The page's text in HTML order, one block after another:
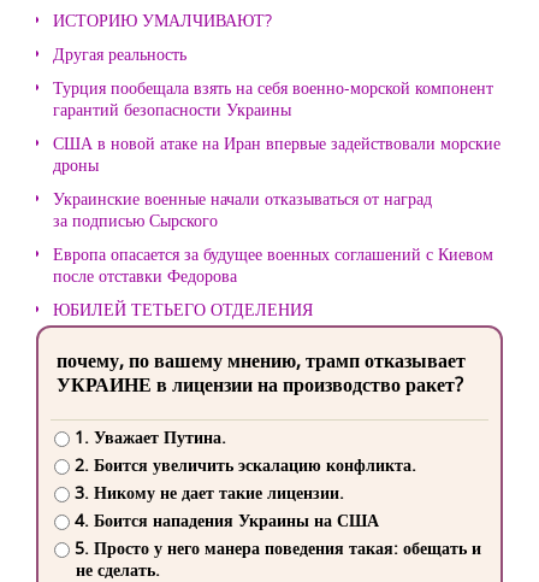
ИСТОРИЮ УМАЛЧИВАЮТ?
Другая реальность
Турция пообещала взять на себя военно-морской компонент
гарантий безопасности Украины
США в новой атаке на Иран впервые задействовали морские
дроны
Украинские военные начали отказываться от наград
за подписью Сырского
Европа опасается за будущее военных соглашений с Киевом
после отставки Федорова
ЮБИЛЕЙ ТЕТЬЕГО ОТДЕЛЕНИЯ
почему, по вашему мнению, трамп отказывает
УКРАИНЕ в лицензии на производство ракет?
1. Уважает Путина.
2. Боится увеличить эскалацию конфликта.
3. Никому не дает такие лицензии.
4. Боится нападения Украины на США
5. Просто у него манера поведения такая: обещать и
не сделать.